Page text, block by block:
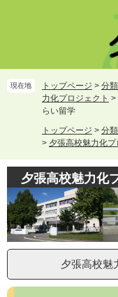
頭
で
飛
ば
へ
現在地 トップページ > 分
力化プロジェクト >
らい留学
トップページ > 分
> 夕張高校魅力化プ
夕張高校魅力化
夕張高校魅
本